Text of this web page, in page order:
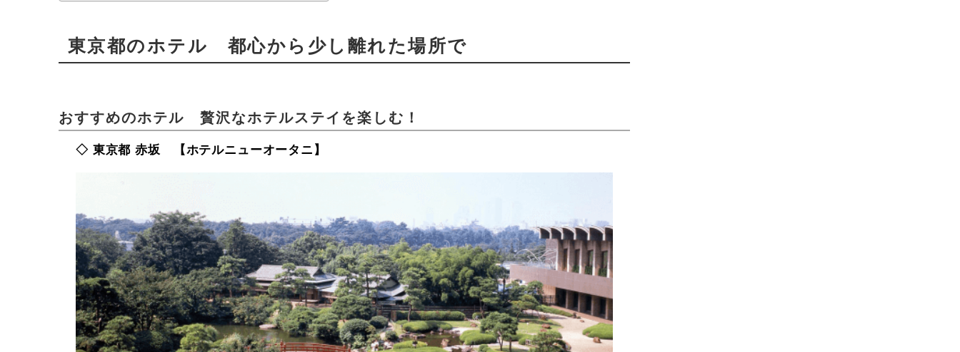
東京都のホテル 都心から少し離れた場所で
おすすめのホテル 贅沢なホテルステイを楽しむ！
◇ 東京都 赤坂 【ホテルニューオータニ】